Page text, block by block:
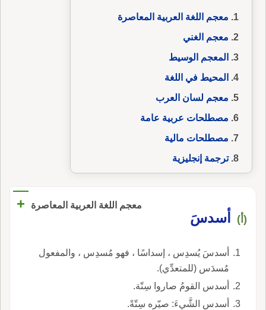
معجم اللغة العربية المعاصرة
معجم الغني
المعجم الوسيط
المحيط في اللغة
معجم لسان العرب
مصطلحات عربية عامة
مصطلحات مالية
ترجمة إنجليزية
معجم اللغة العربية المعاصرة +
(أ) أسدسَ
أسدسَ يُسدِس ، إسداسًا ، فهو مُسدِس ، والمفعول
مُسدَس (للمتعدِّي).
أسدس القومُ صاروا سِتّة.
أسدس الشَّيءَ: صيّره سِتّةً.